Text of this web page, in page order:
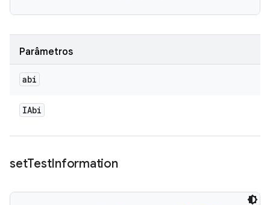
Parâmetros
abi
IAbi
setTestInformation